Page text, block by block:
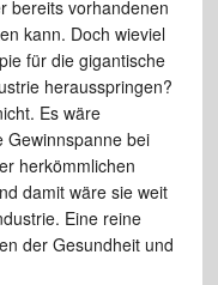
bereits vorhandenen
kann. Doch wieviel
für die gigantische
herausspringen?
Es wäre
Gewinnspanne bei
herkömmlichen
damit wäre sie weit
Eine reine
der Gesundheit und